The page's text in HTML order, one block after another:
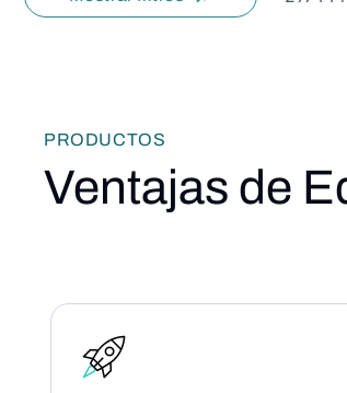
PRODUCTOS
Ventajas de